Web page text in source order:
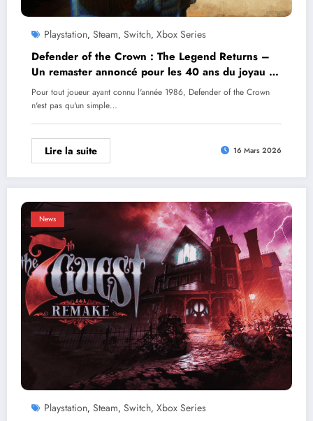
Playstation, Steam, Switch, Xbox Series
Defender of the Crown : The Legend Returns –
Un remaster annoncé pour les 40 ans du joyau de
Cinemaware
Pour tout joueur ayant connu l'année 1986, Defender of the Crown
n'est pas qu'un simple…
Lire la suite 16 Mars 2026
News
Playstation, Steam, Switch, Xbox Series